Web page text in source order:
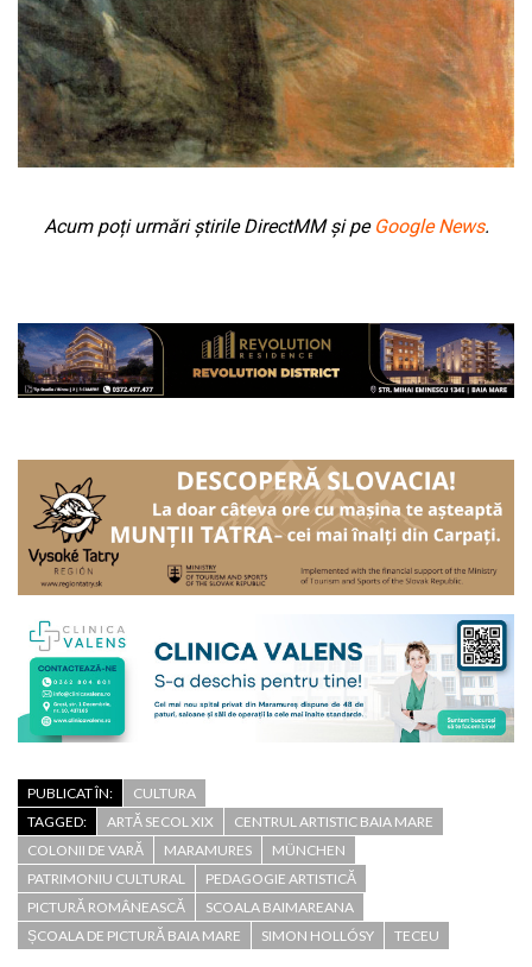
Acum poți urmări știrile DirectMM și pe Google News.
PUBLICAT ÎN:
CULTURA
TAGGED:
ARTĂ SECOL XIX
CENTRUL ARTISTIC BAIA MARE
COLONII DE VARĂ
MARAMURES
MÜNCHEN
PATRIMONIU CULTURAL
PEDAGOGIE ARTISTICĂ
PICTURĂ ROMÂNEASCĂ
SCOALA BAIMAREANA
ȘCOALA DE PICTURĂ BAIA MARE
SIMON HOLLÓSY TECEU